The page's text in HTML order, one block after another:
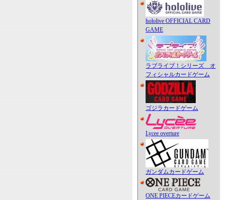
hololive OFFICIAL CARD
GAME
ラブライブ！シリーズ オ
フィシャルカードゲーム
ゴジラカードゲーム
Lycee overture
ガンダムカードゲーム
ONE PIECEカードゲーム